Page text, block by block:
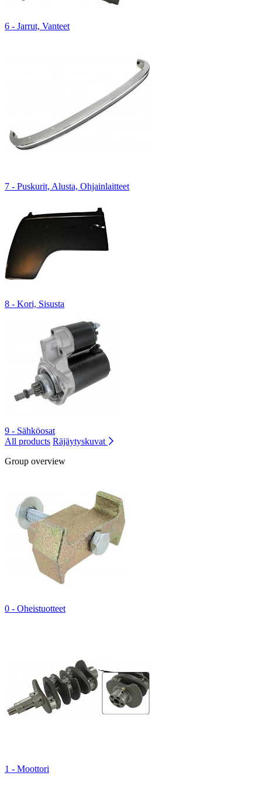
6 - Jarrut, Vanteet
7 - Puskurit, Alusta, Ohjainlaitteet
8 - Kori, Sisusta
9 - Sähköosat
All products Räjäytyskuvat
Group overview
0 - Oheistuotteet
1 - Moottori